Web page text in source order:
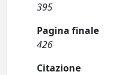
395
Pagina finale
426
Citazione